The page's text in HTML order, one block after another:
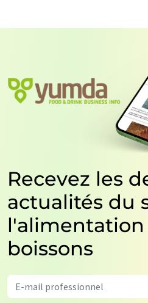
Recevez les
actualités du
l'alimentation
boissons